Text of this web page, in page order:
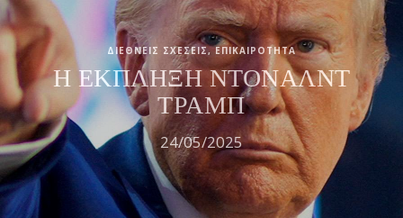
ΔΙΕΘΝΕΙΣ ΣΧΕΣΕΙΣ,ΕΠΙΚΑΙΡΟΤΗΤΑ
Η ΕΚΠΛΗΞΗ ΝΤΟΝΑΛΝΤ
ΤΡΑΜΠ
24/05/2025